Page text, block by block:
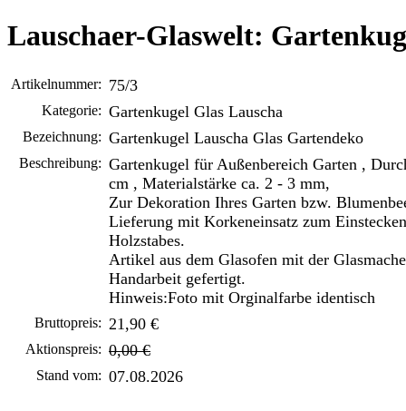
Lauschaer-Glaswelt:
Artikelnummer: 75/3
Kategorie: Gartenkugel Glas Lauscha
Bezeichnung: Gartenkugel Lauscha Glas Gartendeko
Beschreibung: Gartenkugel für Außenbereich Garten ,
cm , Materialstärke ca. 2 - 3 mm,
Zur Dekoration Ihres Garten bzw.
Lieferung mit Korkeneinsatz zum
Holzstabes.
Artikel aus dem Glasofen mit der
Handarbeit gefertigt.
Hinweis:Foto mit Orginalfarbe identisch
Bruttopreis: 21,90 €
Aktionspreis: 0,00 €
Stand vom: 07.08.2026